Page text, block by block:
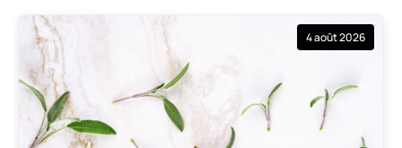
4 août 2026